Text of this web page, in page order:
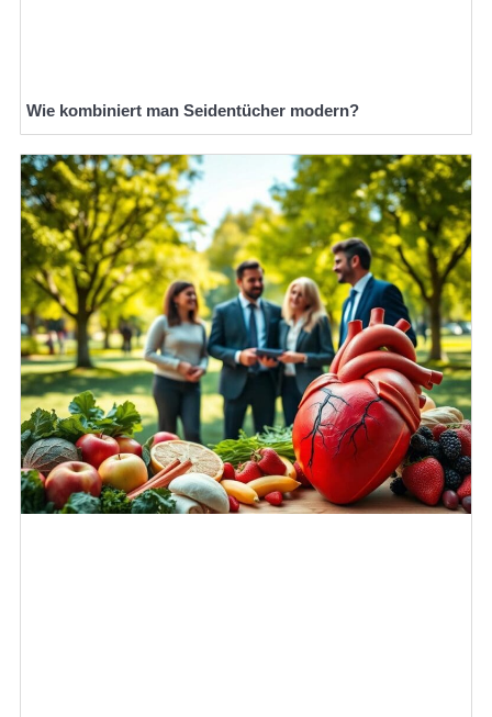
Wie kombiniert man Seidentücher modern?